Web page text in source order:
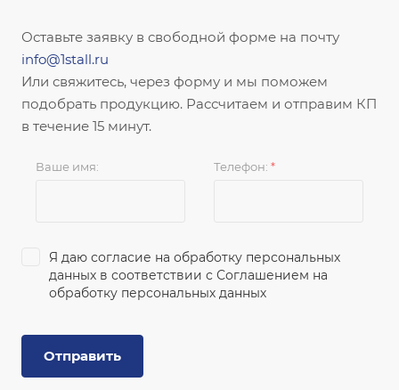
Оставьте заявку в свободной форме на почту
info@1stall.ru
Или свяжитесь, через форму и мы поможем
подобрать продукцию. Рассчитаем и отправим КП
в течение 15 минут.
Ваше имя: Телефон: *
Я даю согласие на обработку персональных
данных в соответствии с Соглашением на
обработку персональных данных
Отправить